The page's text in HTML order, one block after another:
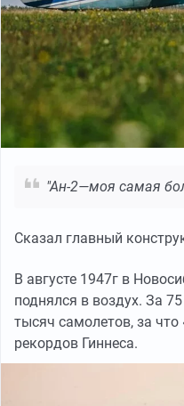
"Ан-2—моя самая
Сказал главный
В августе 1947г в
поднялся в воздух. За
тысяч самолетов, за
рекордов Гиннеса.